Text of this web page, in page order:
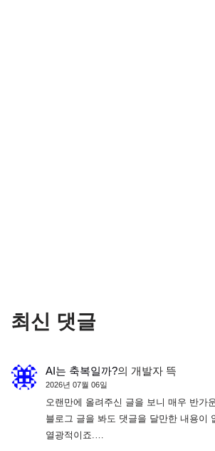
최신 댓글
AI는 축복일까?의 개발자 뜩
2026년 07월 06일
오랜만에 올려주신 글을 보니 매우 반가
블로그 글을 봐도 댓글을 달만한 내용이
열광적이죠.…